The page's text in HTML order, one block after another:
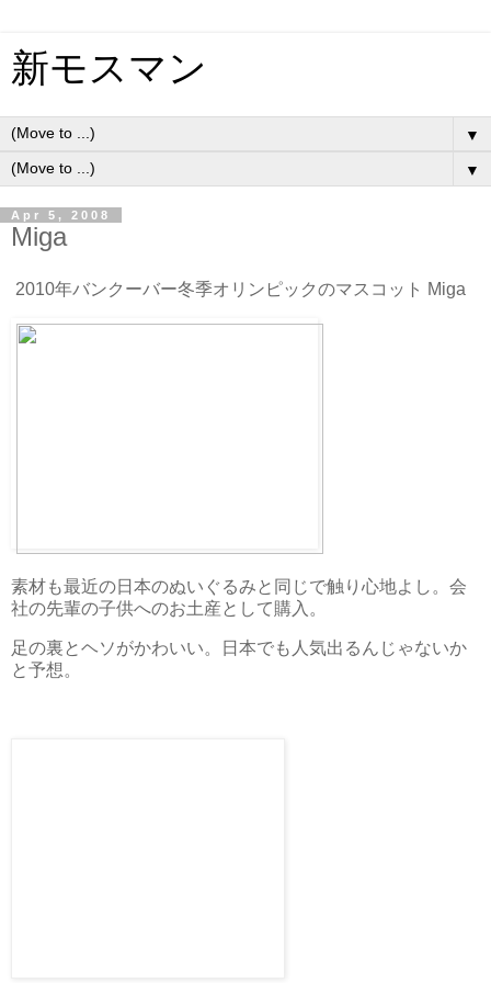
新モスマン
▼
▼
Apr 5, 2008
Miga
2010年バンクーバー冬季オリンピックのマスコット Miga
素材も最近の日本のぬいぐるみと同じで触り心地よし。会
社の先輩の子供へのお土産として購入。
足の裏とヘソがかわいい。日本でも人気出るんじゃないか
と予想。